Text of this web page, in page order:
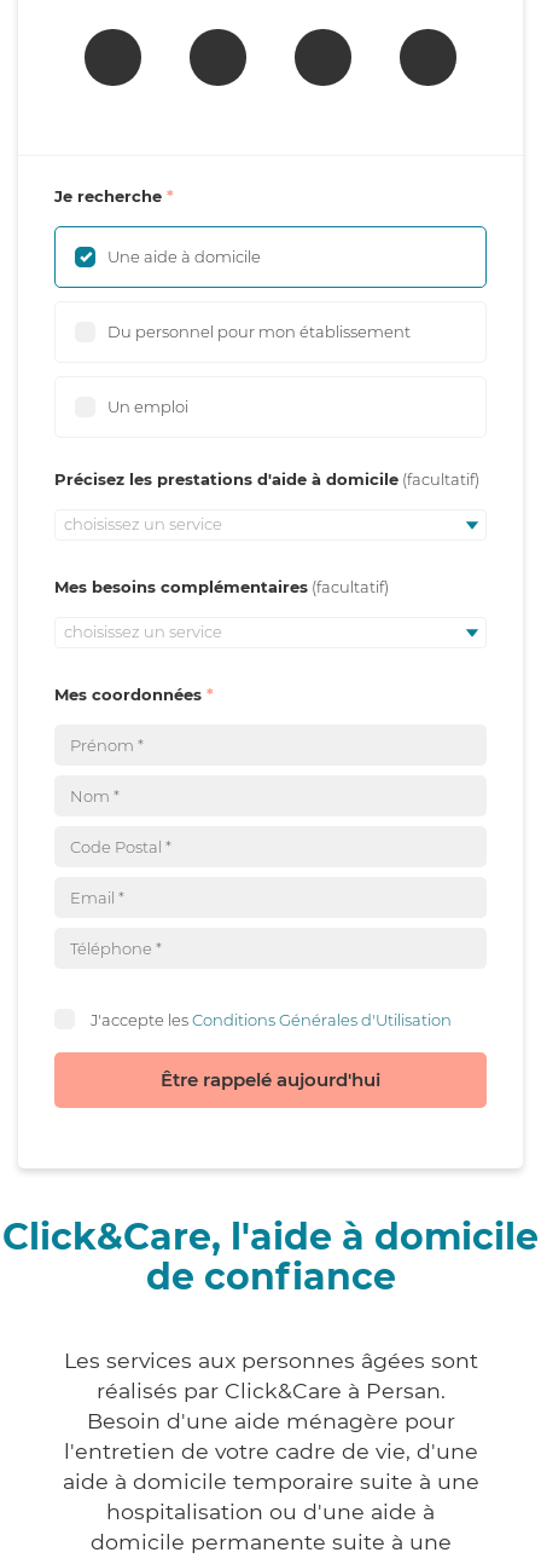
Je recherche
Une aide à domicile
Du personnel pour mon établissement
Un emploi
Précisez les prestations d'aide à domicile
choisissez un service
Mes besoins complémentaires
choisissez un service
Mes coordonnées
J'accepte lesConditions Générales d'Utilisation
Être rappelé aujourd'hui
Click&Care, l'aide à domicile
de confiance
Les services aux personnes âgées sont
réalisés par Click&Care à Persan.
Besoin d'une aide ménagère pour
l'entretien de votre cadre de vie, d'une
aide à domicile temporaire suite à une
hospitalisation ou d'une aide à
domicile permanente suite à une